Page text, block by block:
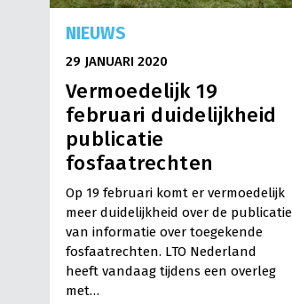
NIEUWS
29 JANUARI 2020
Vermoedelijk 19
februari duidelijkheid
publicatie
fosfaatrechten
Op 19 februari komt er vermoedelijk
meer duidelijkheid over de publicatie
van informatie over toegekende
fosfaatrechten. LTO Nederland
heeft vandaag tijdens een overleg
met…